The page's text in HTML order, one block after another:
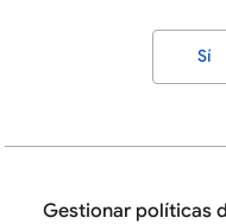
Sí
Gestionar políticas